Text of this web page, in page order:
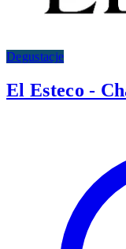
Degustacje
El Esteco -